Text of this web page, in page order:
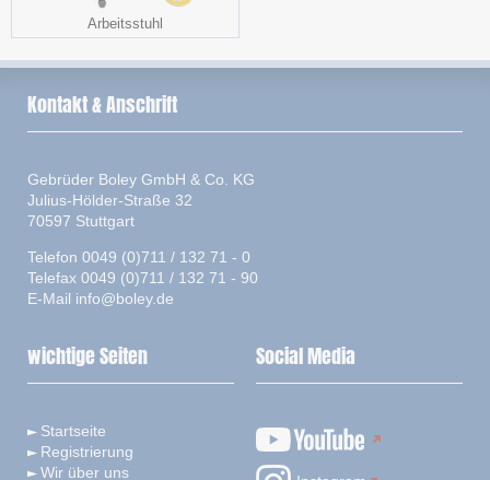
Arbeitsstuhl
Kontakt & Anschrift
Gebrüder Boley GmbH & Co. KG
Julius-Hölder-Straße 32
70597 Stuttgart
Telefon 0049 (0)711 / 132 71 - 0
Telefax 0049 (0)711 / 132 71 - 90
E-Mail info@boley.de
wichtige Seiten
Startseite
Registrierung
Wir über uns
Social Media